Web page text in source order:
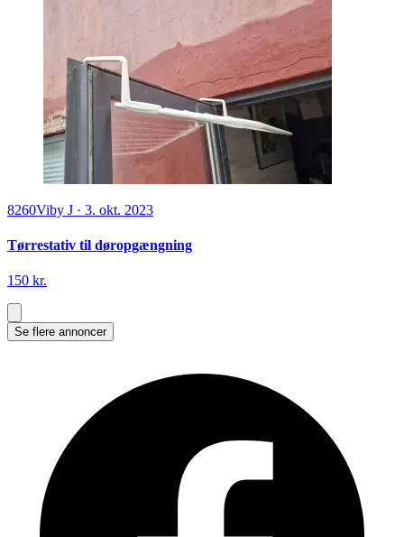
8260Viby J · 3. okt. 2023
Tørrestativ til døropgængning
150 kr.
Se flere annoncer